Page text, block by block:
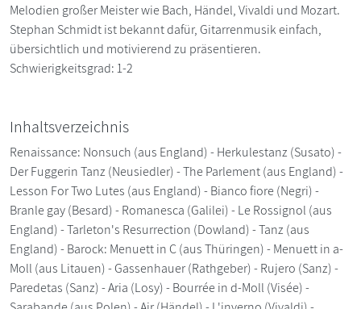
Melodien großer Meister wie Bach, Händel, Vivaldi und Mozart.
Stephan Schmidt ist bekannt dafür, Gitarrenmusik einfach,
übersichtlich und motivierend zu präsentieren.
Schwierigkeitsgrad: 1-2
Inhaltsverzeichnis
Renaissance: Nonsuch (aus England) - Herkulestanz (Susato) -
Der Fuggerin Tanz (Neusiedler) - The Parlement (aus England) -
Lesson For Two Lutes (aus England) - Bianco fiore (Negri) -
Branle gay (Besard) - Romanesca (Galilei) - Le Rossignol (aus
England) - Tarleton's Resurrection (Dowland) - Tanz (aus
England) - Barock: Menuett in C (aus Thüringen) - Menuett in a-
Moll (aus Litauen) - Gassenhauer (Rathgeber) - Rujero (Sanz) -
Paredetas (Sanz) - Aria (Losy) - Bourrée in d-Moll (Visée) -